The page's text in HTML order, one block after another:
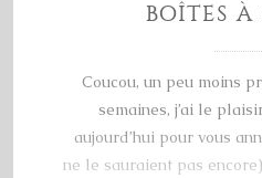
BOÎTES À
Coucou, un peu moins
semaines, j’ai le
aujourd’hui pour vous
ne le sauraient pas